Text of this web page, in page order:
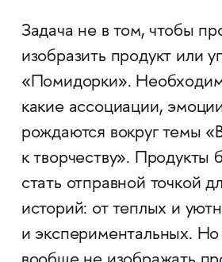
Задача не в том, чтобы
изобразить продукт или
«Помидорки».
какие ассоциации,
рождаются вокруг темы
к творчеству». Продукты
стать отправной точкой
историй: от теплых и
и экспериментальных.